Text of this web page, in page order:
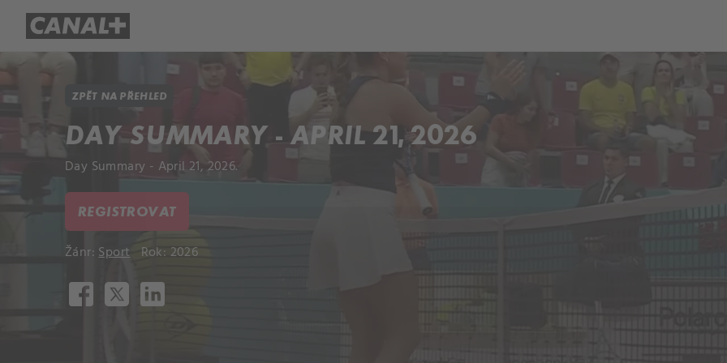
ZPĚT NA PŘEHLED
DAY SUMMARY - APRIL 21, 2026
Day Summary - April 21, 2026.
REGISTROVAT
Žánr:Sport Rok: 2026